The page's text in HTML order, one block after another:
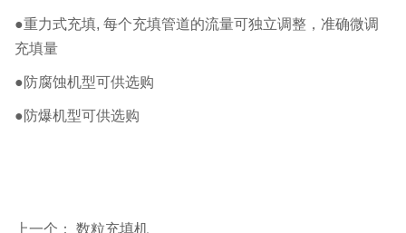
●重力式充填, 每个充填管道的流量可独立调整，准确微调
充填量
●防腐蚀机型可供选购
●防爆机型可供选购
上一个： 数粒充填机